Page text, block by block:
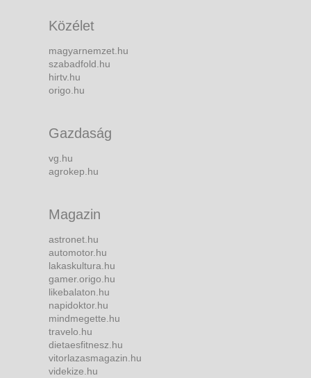
Közélet
magyarnemzet.hu
szabadfold.hu
hirtv.hu
origo.hu
Gazdaság
vg.hu
agrokep.hu
Magazin
astronet.hu
automotor.hu
lakaskultura.hu
gamer.origo.hu
likebalaton.hu
napidoktor.hu
mindmegette.hu
travelo.hu
dietaesfitnesz.hu
vitorlazasmagazin.hu
videkize.hu